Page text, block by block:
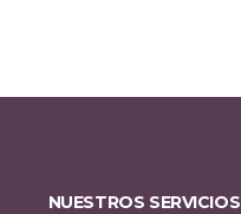
NUESTROS SERVICIOS